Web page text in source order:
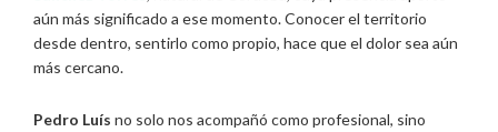
aún más significado a ese momento. Conocer el territorio
desde dentro, sentirlo como propio, hace que el dolor sea aún
más cercano.
Pedro Luís no solo nos acompañó como profesional, sino